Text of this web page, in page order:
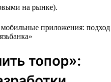
на рынке).
топор»: